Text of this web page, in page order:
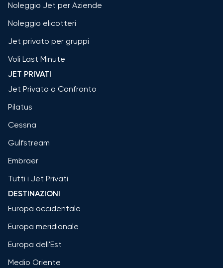
Noleggio Jet per Aziende
Noleggio elicotteri
Jet privato per gruppi
Voli Last Minute
JET PRIVATI
Jet Privato a Confronto
Pilatus
Cessna
Gulfstream
Embraer
Tutti i Jet Privati
DESTINAZIONI
Europa occidentale
Europa meridionale
Europa dell'Est
Medio Oriente